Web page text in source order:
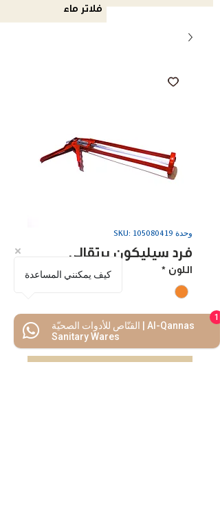
فلاتر ماء
وحدة SKU: 105080419
فرد سيليكون برتقالي
اللون *
اضف للسلة
كيف يمكنني المساعدة
القنّاص للأدوات الصحيّة | Al-Qannas
Sanitary Wares
1